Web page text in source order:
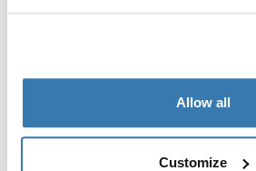
Allow all
Customize
Toggle techspec
Технические